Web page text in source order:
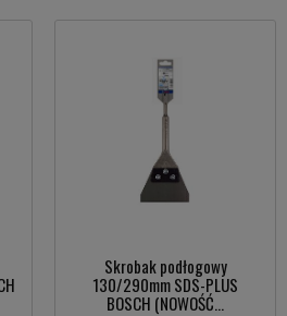
Skrobak podłogowy
130/290mm SDS-PLUS
BOSCH (NOWOŚĆ...